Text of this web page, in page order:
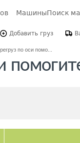
МашиныПоиск
Добавить груз
по оси помо...